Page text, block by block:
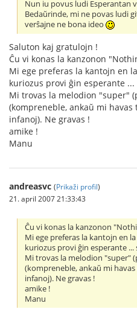
Nun iu povus ludi Esperantan
Bedaŭrinde, mi ne povas ludi
verŝajne ne bona ideo
Saluton kaj gratulojn !
Ĉu vi konas la kanzonon
Mi ege preferas la kantojn en
kuriozus provi ĝin esperante
Mi trovas la melodion "super"
(kompreneble, ankaŭ mi
infanoj). Ne gravas !
amike !
Manu
andreasvc (Prikaži profil)
21. april 2007 21:33:43
Ĉu vi konas la kanzonon
Mi ege preferas la kantojn en
kuriozus provi ĝin esperante ...
Mi trovas la melodion "super"
(kompreneble, ankaŭ mi
infanoj). Ne gravas !
amike !
Manu